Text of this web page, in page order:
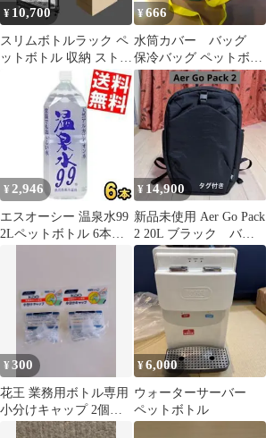
¥ 10,700
スリムボトルラック ペ
ットボトル 収納 ストッ
カー 500ml 48本
¥666
水筒カバー バッグ
保冷バッグ ペットボト
ル用保冷バック
¥ 2,946
エスオーシー 温泉水99
2Lペットボトル 6本入
¥ 14,900
新品未使用 Aer Go Pack
2 20L ブラック バッ
クパック
¥300
花王 業務用ボトル専用
小分けキャップ 2個セ
ット
¥6,000
ウォーターサーバー
ペットボトル